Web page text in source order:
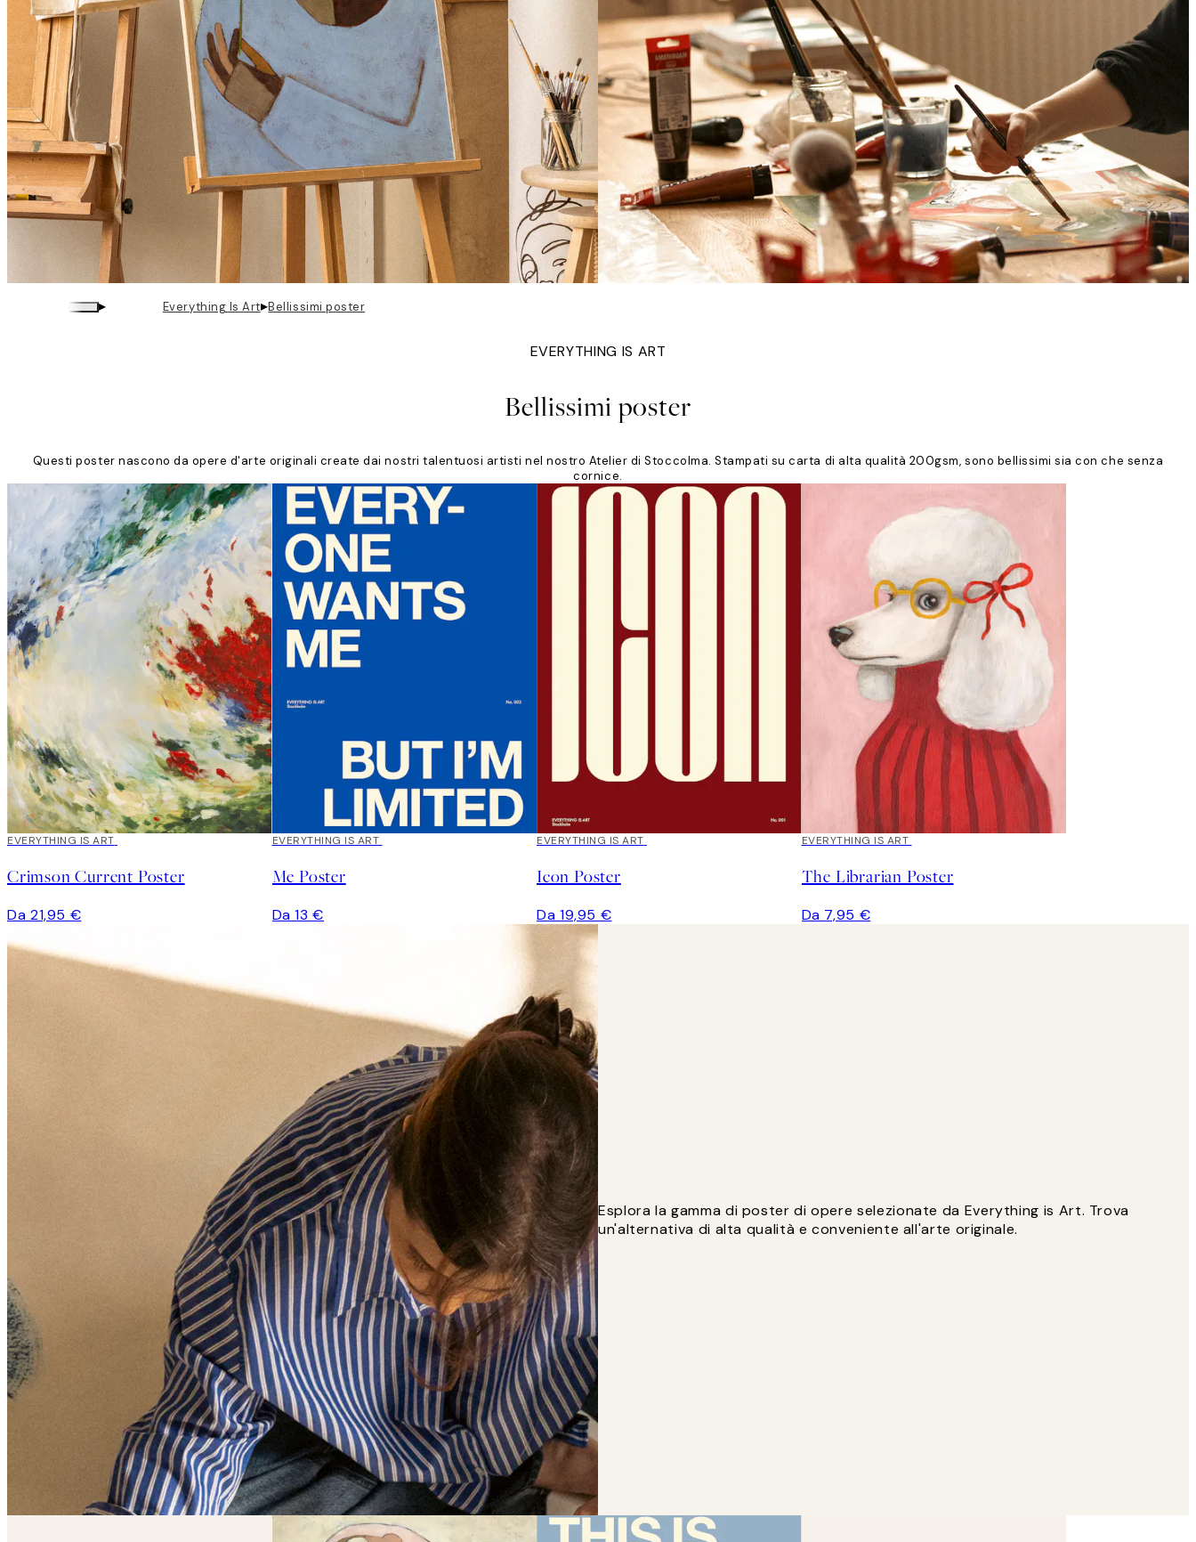
▸ Everything Is Art▸Bellissimi poster
EVERYTHING IS ART
Bellissimi poster
Questi poster nascono da opere d'arte originali create dai nostri talentuosi artisti nel nostro Atelier di Stoccolma. Stampati su carta di alta qualità 200gsm, sono bellissimi sia con che senza
cornice.
EVERYTHING IS ART
Crimson Current Poster
Da 21,95 €
EVERYTHING IS ART
Me Poster
Da 13 €
EVERYTHING IS ART
Icon Poster
Da 19,95 €
EVERYTHING IS ART
The Librarian Poster
Da 7,95 €
Esplora la gamma di poster di opere selezionate da Everything is Art. Trova
un'alternativa di alta qualità e conveniente all'arte originale.